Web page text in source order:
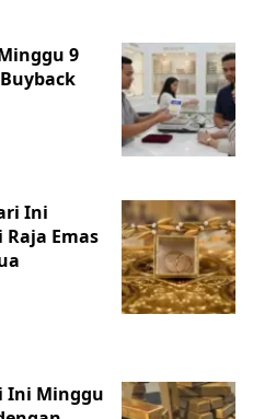
9
Ini
Emas
Ini Minggu